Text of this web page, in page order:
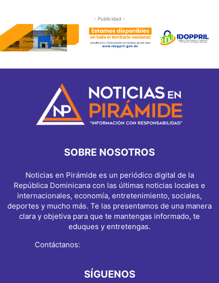
- Publicidad -
SOBRE NOSOTROS
Noticias en Pirámide es un periódico digital de la
República Dominicana con las últimas noticias locales e
internacionales, economía, entretenimiento, sociales,
deportes y mucho más. Te las presentamos de una manera
clara y objetiva para que te mantengas informado, te
eduques y entretengas.
Contáctanos:
SÍGUENOS